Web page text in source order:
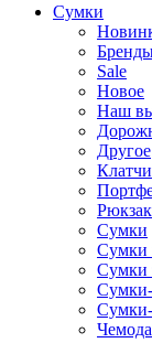
Cумки
Sale
Новое
Наш
Другое
Клатчи
Сумки
Сумки
Сумки